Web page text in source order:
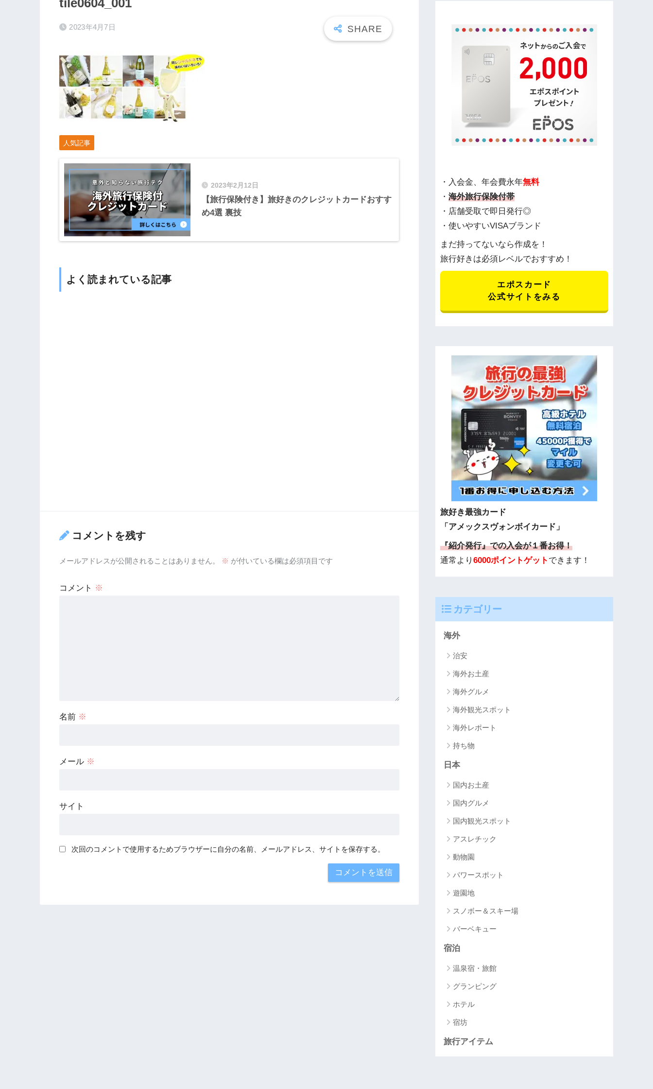
tile0604_001
2023年4月7日
人気記事
2023年2月12日
【旅行保険付き】旅好きのクレジットカードおすす
め4選 裏技
よく読まれている記事
コメントを残す
メールアドレスが公開されることはありません。 ※ が付いている欄は必須項目です
コメント ※
名前 ※
メール ※
サイト
次回のコメントで使用するためブラウザーに自分の名前、メールアドレス、サイトを保存する。
・入会金、年会費永年無料
・海外旅行保険付帯
・店舗受取で即日発行◎
・使いやすいVISAブランド
まだ持ってないなら作成を！
旅行好きは必須レベルでおすすめ！
エポスカード
公式サイトをみる
旅好き最強カード
「アメックスヴォンボイカード」
『紹介発行』での入会が１番お得！
通常より6000ポイントゲット できます！
カテゴリー
海外
治安
海外お土産
海外グルメ
海外観光スポット
海外レポート
持ち物
日本
国内お土産
国内グルメ
国内観光スポット
アスレチック
動物園
パワースポット
遊園地
スノボー＆スキー場
バーベキュー
宿泊
温泉宿・旅館
グランピング
ホテル
宿坊
旅行アイテム